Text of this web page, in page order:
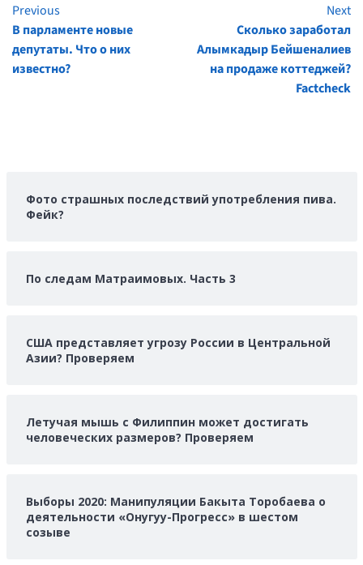
Continue
Reading
Previous
В парламенте новые
депутаты. Что о них
известно?
Next
Сколько заработал
Алымкадыр Бейшеналиев
на продаже коттеджей?
Factcheck
Фото страшных последствий употребления пива.
Фейк?
По следам Матраимовых. Часть 3
США представляет угрозу России в Центральной
Азии? Проверяем
Летучая мышь с Филиппин может достигать
человеческих размеров? Проверяем
Выборы 2020: Манипуляции Бакыта Торобаева о
деятельности «Онугуу-Прогресс» в шестом
созыве